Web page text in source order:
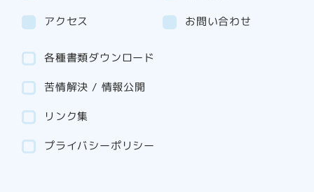
アクセス
お問い合わせ
各種書類ダウンロード
苦情解決 / 情報公開
リンク集
プライバシーポリシー